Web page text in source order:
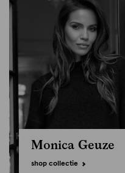
Monica Geuze
shop collectie